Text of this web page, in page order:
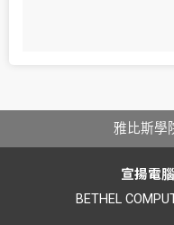
雅比斯學
宣揚電
BETHEL